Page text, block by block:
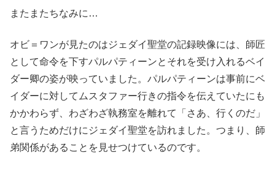
またまたちなみに…
オビ＝ワンが見たのはジェダイ聖堂の記録映像には、師匠
として命令を下すパルパティーンとそれを受け入れるベイ
ダー卿の姿が映っていました。パルパティーンは事前にベ
イダーに対してムスタファー行きの指令を伝えていたにも
かかわらず、わざわざ執務室を離れて「さあ、行くのだ」
と言うためだけにジェダイ聖堂を訪れました。つまり、師
弟関係があることを見せつけているのです。